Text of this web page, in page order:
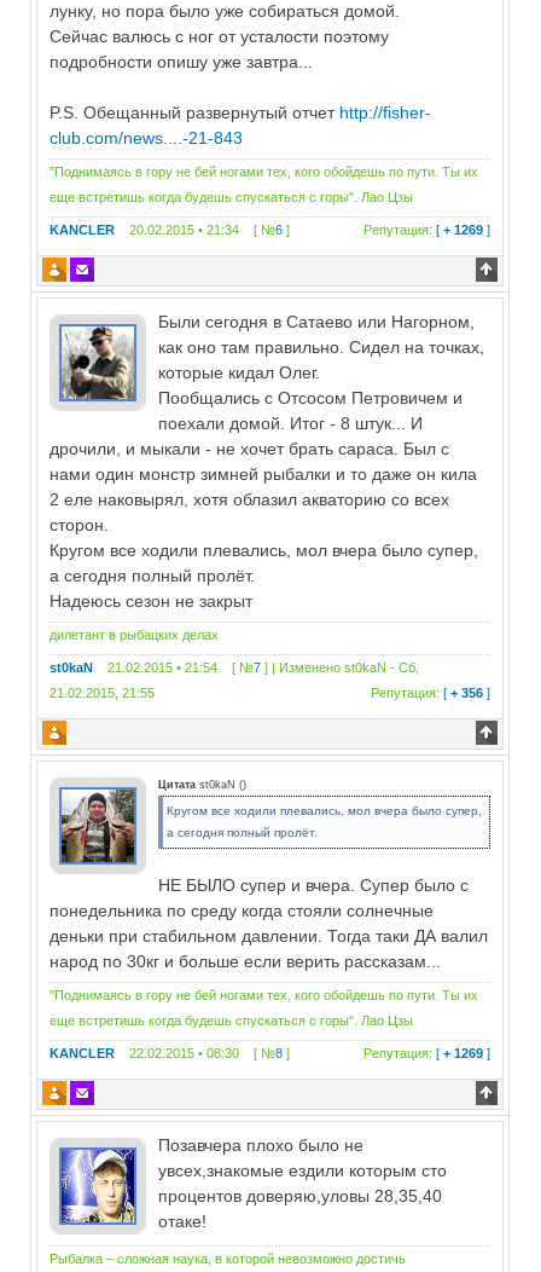
лунку, но пора было уже собираться домой.
Сейчас валюсь с ног от усталости поэтому
подробности опишу уже завтра...
P.S. Обещанный развернутый отчет http://fisher-
club.com/news....-21-843
"Поднимаясь в гору не бей ногами тех, кого обойдешь по пути. Ты их
еще встретишь когда будешь спускаться с горы". Лао Цзы
KANCLER 20.02.2015 • 21:34 [ №6 ] Репутация: [+ 1269 ]
Были сегодня в Сатаево или Нагорном,
как оно там правильно. Сидел на точках,
которые кидал Олег.
Пообщались с Отсосом Петровичем и
поехали домой. Итог - 8 штук... И
дрочили, и мыкали - не хочет брать сараса. Был с
нами один монстр зимней рыбалки и то даже он кила
2 еле наковырял, хотя облазил акваторию со всех
сторон.
Кругом все ходили плевались, мол вчера было супер,
а сегодня полный пролёт.
Надеюсь сезон не закрыт
дилетант в рыбацких делах
st0kaN 21.02.2015 • 21:54 [ №7 ] | Измененоst0kaN -Сб,
21.02.2015, 21:55
Репутация: [+ 356 ]
Цитата st0kaN ()
Кругом все ходили плевались, мол вчера было супер,
а сегодня полный пролёт.
НЕ БЫЛО супер и вчера. Супер было с
понедельника по среду когда стояли солнечные
деньки при стабильном давлении. Тогда таки ДА валил
народ по 30кг и больше если верить рассказам...
"Поднимаясь в гору не бей ногами тех, кого обойдешь по пути. Ты их
еще встретишь когда будешь спускаться с горы". Лао Цзы
KANCLER 22.02.2015 • 08:30 [ №8 ] Репутация: [+ 1269 ]
Позавчера плохо было не
увсех,знакомые ездили которым сто
процентов доверяю,уловы 28,35,40
отаке!
Рыбалка – сложная наука, в которой невозможно достичь